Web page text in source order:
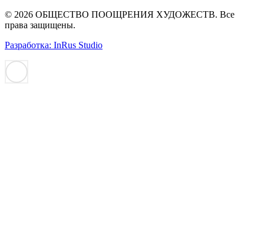
© 2026 ОБЩЕСТВО ПООЩРЕНИЯ ХУДОЖЕСТВ. Все
права защищены.
Разработка: InRus Studio